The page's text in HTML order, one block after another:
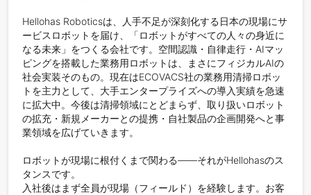
Hellohas Roboticsは、人手不足が深刻化する日本の現場にサ
ービスロボットを届け、「ロボットがすべての人々の身近に
なる未来」をつくる会社です。空間認識・自律走行・AIマッ
ピングを搭載した業務用ロボットは、まさにフィジカルAIの
社会実装そのもの。現在はECOVACS社の業務用清掃ロボッ
トを主力として、大手エンタープライズへの導入実績を急速
に拡大中。今後は清掃領域にとどまらず、取り扱いロボット
の拡充・新規メーカーとの提携・自社製品の企画開発へと事
業領域を広げていきます。
ロボットが現場に根付くまで関わる——それがHellohasのス
タンスです。
入社後はまず全員が現場（フィールド）を経験します。お客